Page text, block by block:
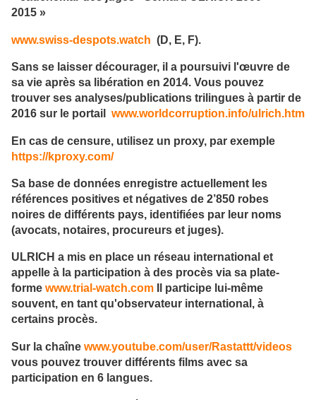
2015 »
www.swiss-despots.watch (D, E, F).
Sans se laisser décourager, il a poursuivi l'œuvre de
sa vie après sa libération en 2014. Vous pouvez
trouver ses analyses/publications trilingues à partir de
2016 sur le portail www.worldcorruption.info/ulrich.htm
En cas de censure, utilisez un proxy, par exemple
https://kproxy.com/
Sa base de données enregistre actuellement les
références positives et négatives de 2’850 robes
noires de différents pays, identifiées par leur noms
(avocats, notaires, procureurs et juges).
ULRICH a mis en place un réseau international et
appelle à la participation à des procès via sa plate-
forme www.trial-watch.com Il participe lui-même
souvent, en tant qu'observateur international, à
certains procès.
Sur la chaîne www.youtube.com/user/Rastattt/videos
vous pouvez trouver différents films avec sa
participation en 6 langues.